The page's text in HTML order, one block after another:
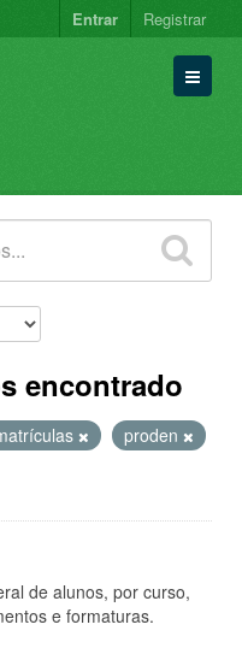
Entrar Registrar
encontrado
proden
de alunos, por curso,
e formaturas.